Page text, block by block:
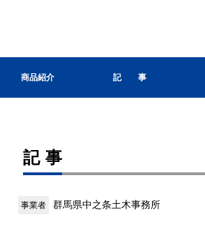
商品紹介 記 事
記事
事業者 群馬県中之条土木事務所